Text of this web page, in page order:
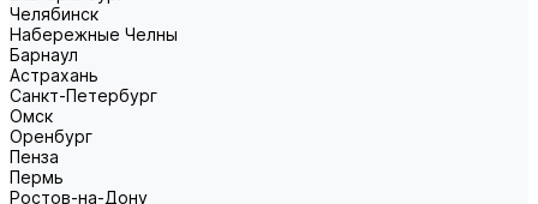
Челябинск
Набережные Челны
Барнаул
Астрахань
Санкт-Петербург
Омск
Оренбург
Пенза
Пермь
Ростов-на-Дону